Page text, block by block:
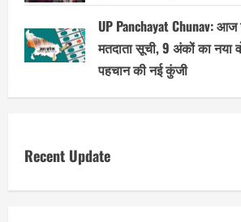
UP Panchayat Chunav: आज
मतदाता सूची, 9 अंकों का नया
पहचान की नई कुंजी
Recent Update